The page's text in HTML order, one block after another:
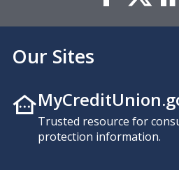
Our Sites
Trusted resource for
protection information.